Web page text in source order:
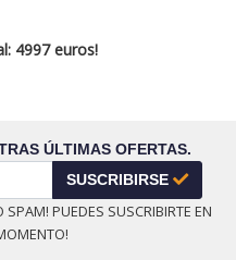
4997 euros!
ÚLTIMAS OFERTAS.
SUSCRIBIRSE
PUEDES SUSCRIBIRTE EN